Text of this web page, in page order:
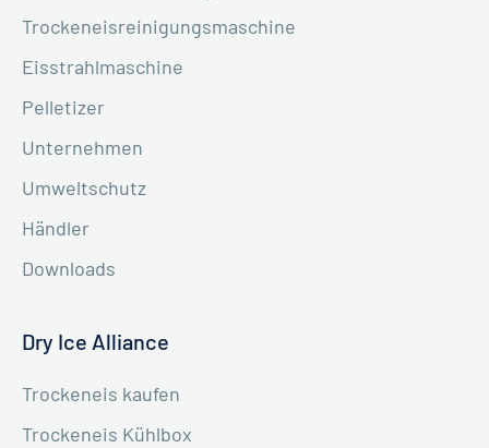
Trockeneisreinigungsmaschine
Eisstrahlmaschine
Pelletizer
Unternehmen
Umweltschutz
Händler
Downloads
Dry Ice Alliance
Trockeneis kaufen
Trockeneis Kühlbox